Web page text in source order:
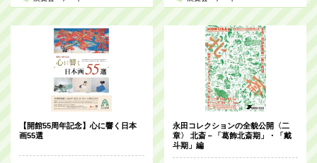
【開館55周年記念】心に響く日本
画55選
永田コレクションの全貌公開〈二
章〉 北斎－「葛飾北斎期」・「戴
斗期」編